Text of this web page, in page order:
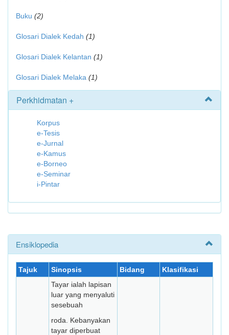
Buku (2)
Glosari Dialek Kedah (1)
Glosari Dialek Kelantan (1)
Glosari Dialek Melaka (1)
Perkhidmatan +
Korpus
e-Tesis
e-Jurnal
e-Kamus
e-Borneo
e-Seminar
i-Pintar
Ensiklopedia
Tajuk Sinopsis Bidang Klasifikasi
Tayar ialah lapisan
luar yang menyaluti
sesebuah
roda. Kebanyakan
tayar diperbuat